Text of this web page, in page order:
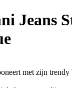
Jeans
met zijn trendy